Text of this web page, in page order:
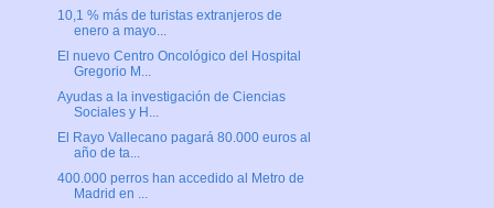
10,1 % más de turistas extranjeros de
enero a mayo...
El nuevo Centro Oncológico del Hospital
Gregorio M...
Ayudas a la investigación de Ciencias
Sociales y H...
El Rayo Vallecano pagará 80.000 euros al
año de ta...
400.000 perros han accedido al Metro de
Madrid en ...